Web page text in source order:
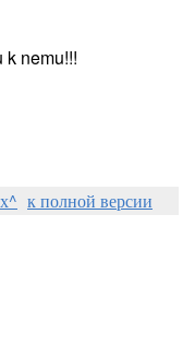
nemu!!!
к полной версии